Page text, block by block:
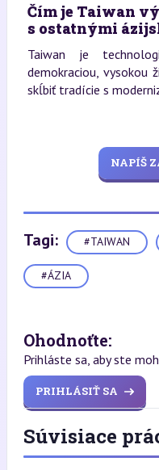
Čím je Taiwan
s ostatnými
Taiwan je
demokraciou, vysokou
skĺbiť tradície s
NAPÍŠ
Tagi: #TAIWAN
#ÁZIA
Ohodnoťte:
Prihláste sa, aby ste
PRIHLÁSIŤ SA
Súvisiace